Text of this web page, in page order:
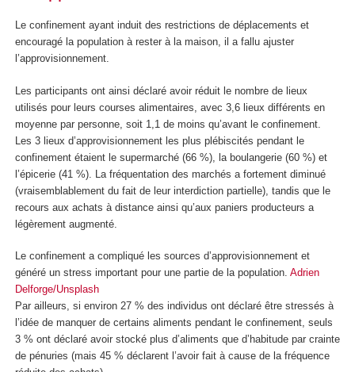
Le confinement ayant induit des restrictions de déplacements et
encouragé la population à rester à la maison, il a fallu ajuster
l’approvisionnement.
Les participants ont ainsi déclaré avoir réduit le nombre de lieux
utilisés pour leurs courses alimentaires, avec 3,6 lieux différents en
moyenne par personne, soit 1,1 de moins qu’avant le confinement.
Les 3 lieux d’approvisionnement les plus plébiscités pendant le
confinement étaient le supermarché (66 %), la boulangerie (60 %) et
l’épicerie (41 %). La fréquentation des marchés a fortement diminué
(vraisemblablement du fait de leur interdiction partielle), tandis que le
recours aux achats à distance ainsi qu’aux paniers producteurs a
légèrement augmenté.
Le confinement a compliqué les sources d’approvisionnement et
généré un stress important pour une partie de la population. Adrien
Delforge/Unsplash
Par ailleurs, si environ 27 % des individus ont déclaré être stressés à
l’idée de manquer de certains aliments pendant le confinement, seuls
3 % ont déclaré avoir stocké plus d’aliments que d’habitude par crainte
de pénuries (mais 45 % déclarent l’avoir fait à cause de la fréquence